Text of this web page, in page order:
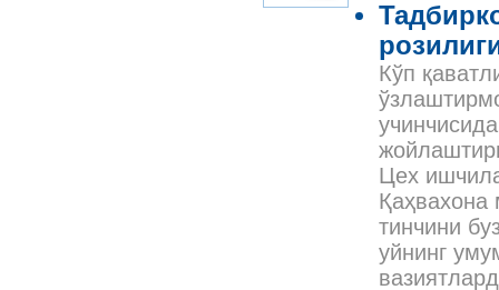
Кўп
Цех
Қаҳвахона
тинчини
уйнинг